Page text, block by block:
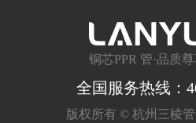
铜芯PPR 管·品质
全国服务热线：
版权所有 © 杭州三棱